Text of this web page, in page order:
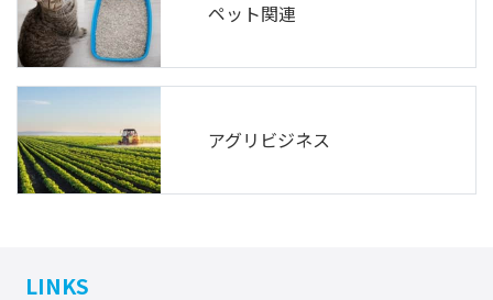
ペット関連
アグリビジネス
LINKS